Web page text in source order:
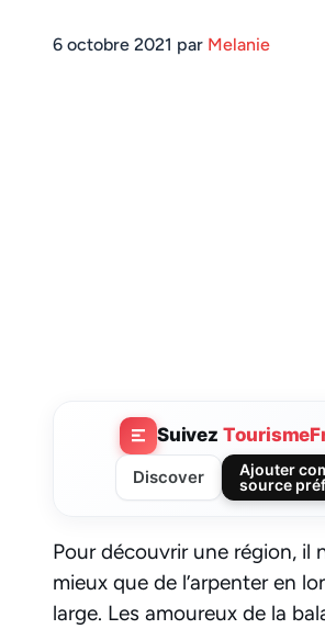
6 octobre 2021 par Melanie
Suivez
Discover
Ajouter
source
Pour découvrir une région, il
mieux que de l’arpenter en
large. Les amoureux de la